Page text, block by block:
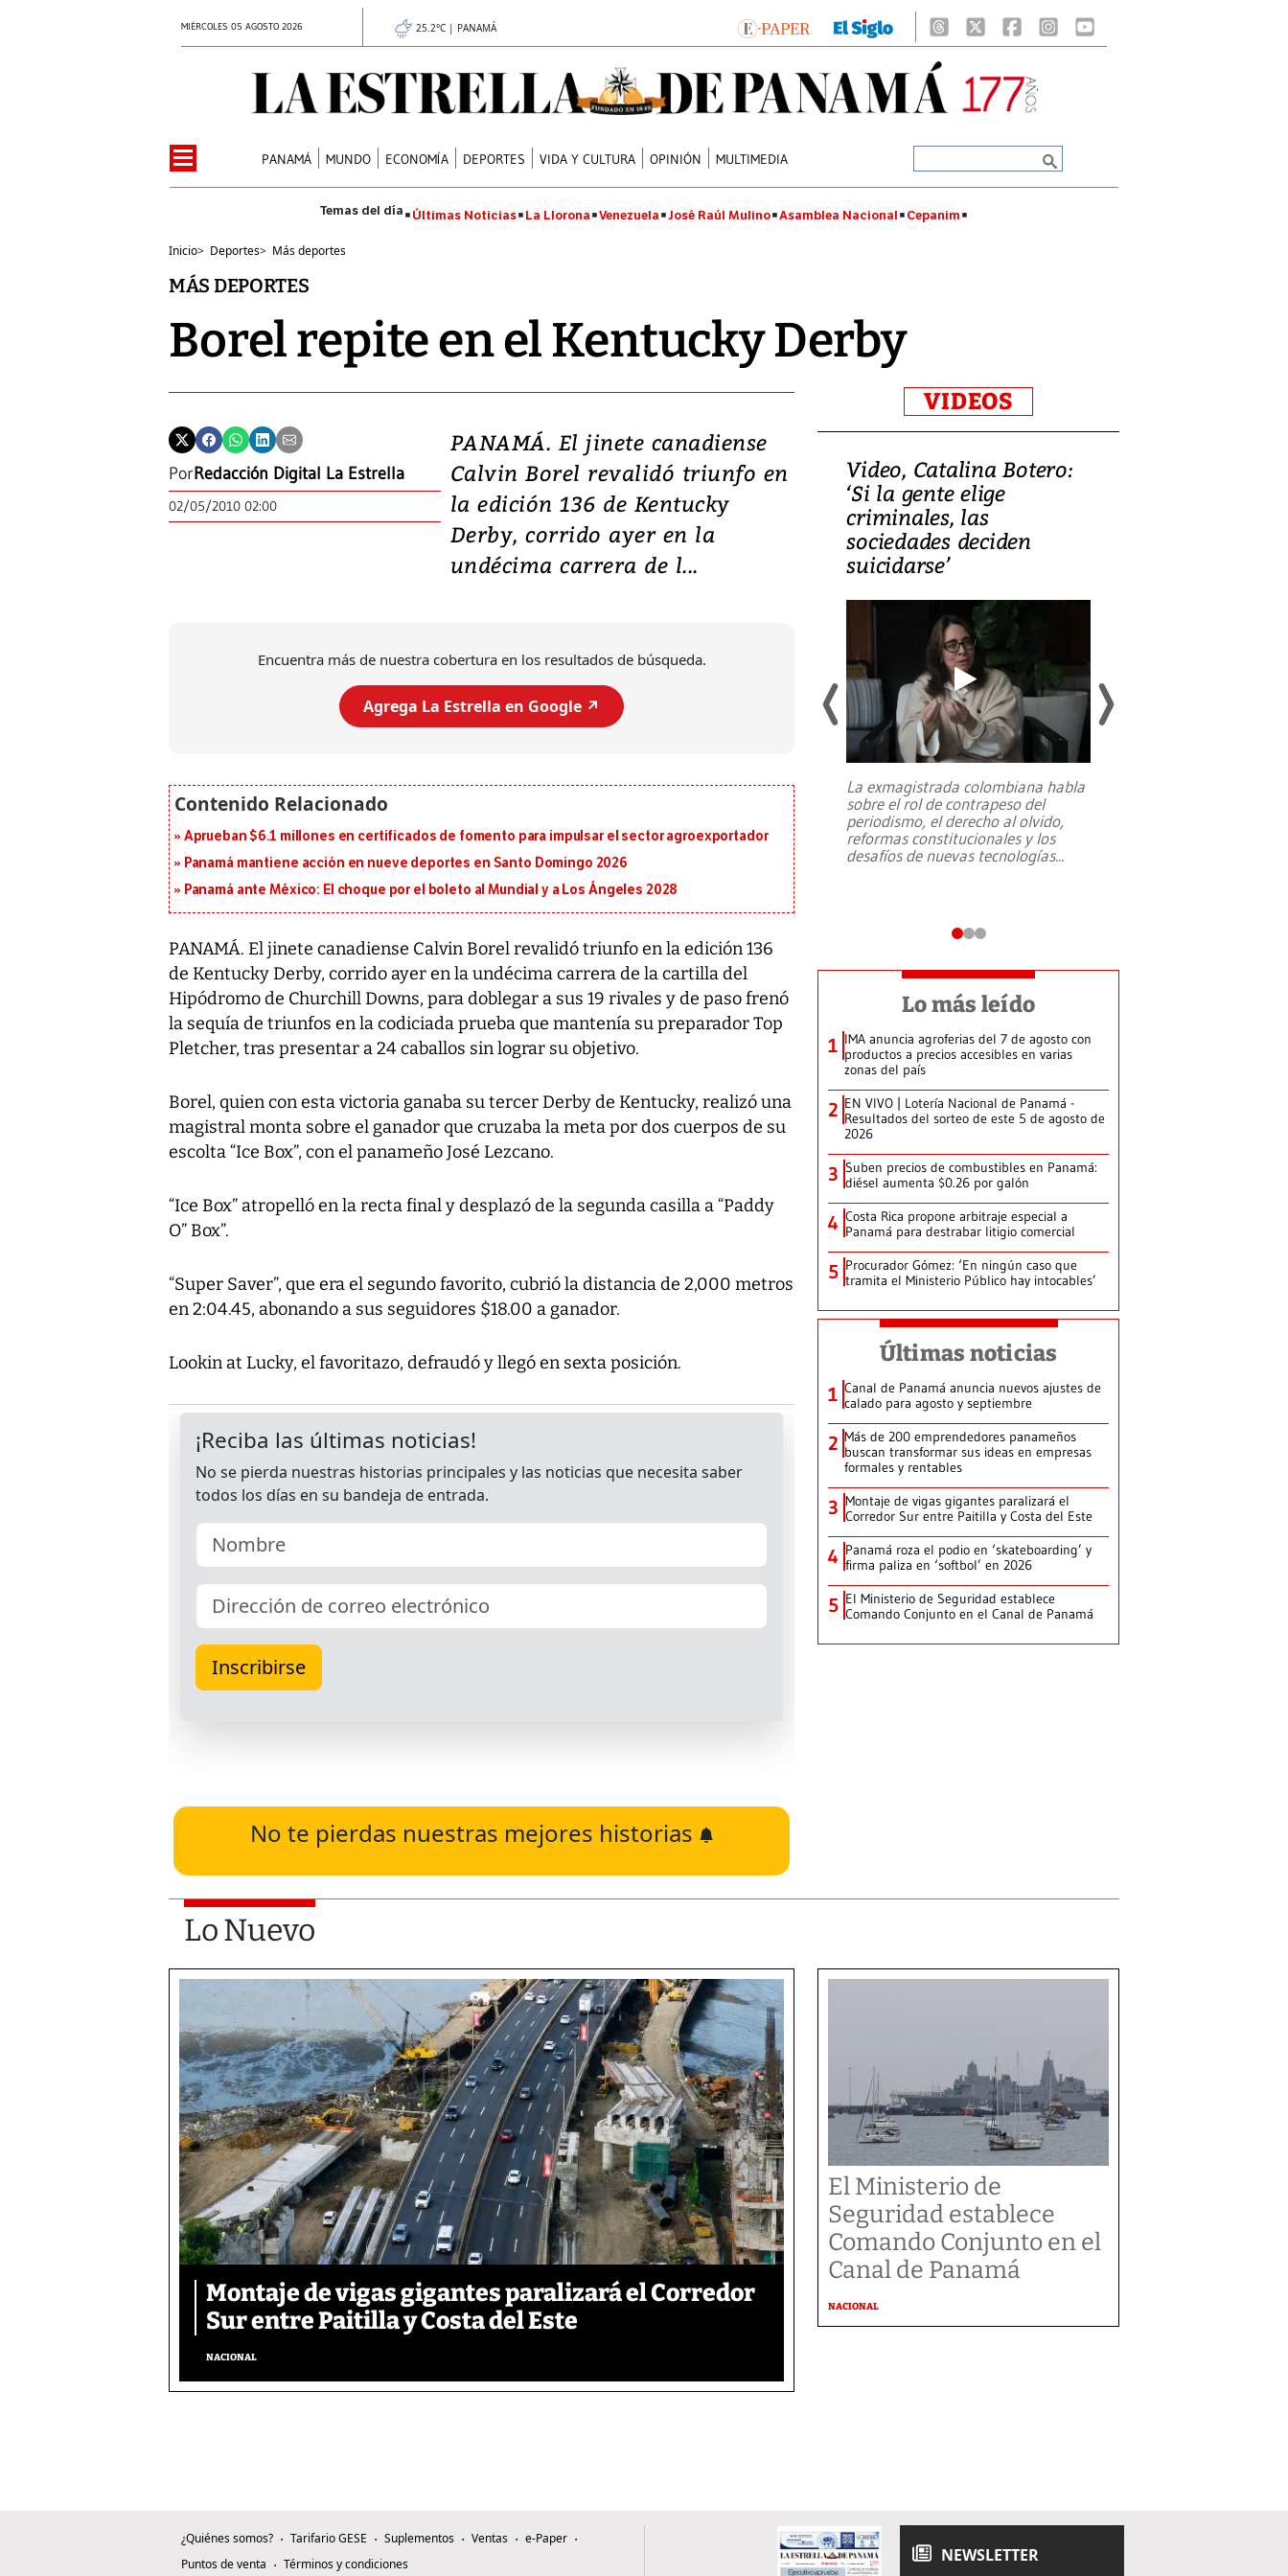
MIÉRCOLES 05 AGOSTO 2026 25.2°C | PANAMÁ
PANAMÁ MUNDO ECONOMÍA DEPORTES VIDA Y CULTURA OPINIÓN MULTIMEDIA
Últimas Noticias La Llorona Venezuela José Raúl Mulino Asamblea Nacional Cepanim
Inicio> Deportes> Más deportes
MÁS DEPORTES
Borel repite en el Kentucky Derby
PorRedacción Digital La Estrella
02/05/2010 02:00
PANAMÁ. El jinete canadiense
Calvin Borel revalidó triunfo en
la edición 136 de Kentucky
Derby, corrido ayer en la
undécima carrera de l...
Encuentra más de nuestra cobertura en los resultados de búsqueda.
Agrega La Estrella en Google ↗️
Aprueban $6.1 millones en certificados de fomento para impulsar el sector agroexportador
Panamá mantiene acción en nueve deportes en Santo Domingo 2026
Panamá ante México: El choque por el boleto al Mundial y a Los Ángeles 2028
PANAMÁ. El jinete canadiense Calvin Borel revalidó triunfo en la edición 136
de Kentucky Derby, corrido ayer en la undécima carrera de la cartilla del
Hipódromo de Churchill Downs, para doblegar a sus 19 rivales y de paso frenó
la sequía de triunfos en la codiciada prueba que mantenía su preparador Top
Pletcher, tras presentar a 24 caballos sin lograr su objetivo.
Borel, quien con esta victoria ganaba su tercer Derby de Kentucky, realizó una
magistral monta sobre el ganador que cruzaba la meta por dos cuerpos de su
escolta “Ice Box”, con el panameño José Lezcano.
“Ice Box” atropelló en la recta final y desplazó de la segunda casilla a “Paddy
O” Box”.
“Super Saver”, que era el segundo favorito, cubrió la distancia de 2,000 metros
en 2:04.45, abonando a sus seguidores $18.00 a ganador.
Lookin at Lucky, el favoritazo, defraudó y llegó en sexta posición.
No te pierdas nuestras mejores historias
VIDEOS
Video, Japón: Terremoto
deja heridos y graves
daños en Kumamoto
al sur de Japón, provocando una
Video, Catalina Botero:
‘Si la gente elige
criminales, las
sociedades deciden
suicidarse’
La exmagistrada colombiana habla
sobre el rol de contrapeso del
periodismo, el derecho al olvido,
reformas constitucionales y los
desafíos de nuevas tecnologías...
Lo más leído
1 IMA anuncia agroferias del 7 de agosto con
productos a precios accesibles en varias
zonas del país
2 EN VIVO | Lotería Nacional de Panamá -
Resultados del sorteo de este 5 de agosto de
2026
3 Suben precios de combustibles en Panamá:
diésel aumenta $0.26 por galón
4 Costa Rica propone arbitraje especial a
Panamá para destrabar litigio comercial
5 Procurador Gómez: ‘En ningún caso que
tramita el Ministerio Público hay intocables’
Últimas noticias
1 Canal de Panamá anuncia nuevos ajustes de
calado para agosto y septiembre
2 Más de 200 emprendedores panameños
buscan transformar sus ideas en empresas
formales y rentables
3 Montaje de vigas gigantes paralizará el
Corredor Sur entre Paitilla y Costa del Este
4 Panamá roza el podio en ‘skateboarding’ y
firma paliza en ‘softbol’ en 2026
5 El Ministerio de Seguridad establece
Comando Conjunto en el Canal de Panamá
Lo Nuevo
Montaje de vigas gigantes paralizará el Corredor
Sur entre Paitilla y Costa del Este
NACIONAL
El Ministerio de
Seguridad establece
Comando Conjunto en el
Canal de Panamá
NACIONAL
¿Quiénes somos? Tarifario GESE Suplementos Ventas
e-Paper
Puntos de venta
Términos y condiciones NEWSLETTER